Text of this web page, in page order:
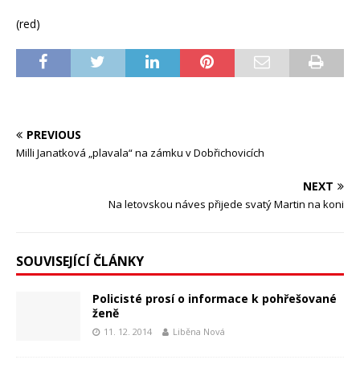
(red)
PREVIOUS
Milli Janatková „plavala“ na zámku v Dobřichovicích
NEXT
Na letovskou náves přijede svatý Martin na koni
SOUVISEJÍCÍ ČLÁNKY
Policisté prosí o informace k pohřešované
ženě
11. 12. 2014 Liběna Nová